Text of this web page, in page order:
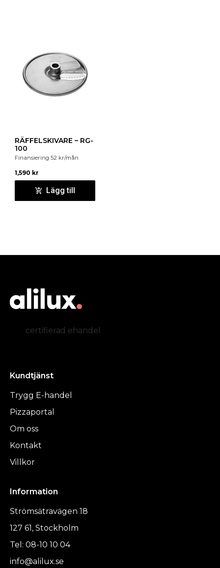
RÄFFELSKIVARE – RG-
100
Finansiering 52 kr/mån
1,590 kr
Lägg till
certifierad ehandel
Kundtjänst
Trygg E-handel
Pizzaportal
Om oss
Kontakt
Villkor
Information
Strömsätravägen 18
127 61, Stockholm
Tel: 08-10 10 04
info@alilux.se